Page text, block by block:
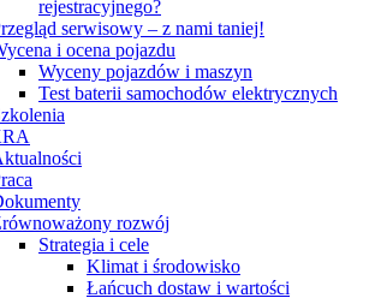
rejestracyjnego?
serwisowy – z nami taniej!
i ocena pojazdu
Wyceny pojazdów i maszyn
Test baterii samochodów elektrycznych
rozwój
Strategia i cele
Klimat i środowisko
Łańcuch dostaw i wartości